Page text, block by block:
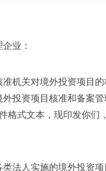
业：
机关对境外投资项目的
投资项目核准和备案管
格式文本，现印发你们
法人实施的境外投资项